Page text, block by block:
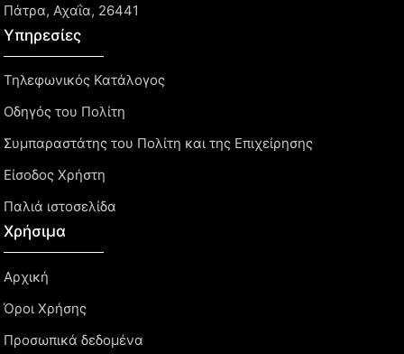
Πάτρα, Αχαΐα, 26441
Υπηρεσίες
Τηλεφωνικός Κατάλογος
Οδηγός του Πολίτη
Συμπαραστάτης του Πολίτη και της Επιχείρησης
Είσοδος Χρήστη
Παλιά ιστοσελίδα
Χρήσιμα
Αρχική
Όροι Χρήσης
Προσωπικά δεδομένα